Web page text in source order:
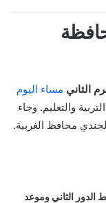
الثاني مساء اليوم
والتعليم. وجاء
محافظ الغربية.
الدور الثاني وموعد